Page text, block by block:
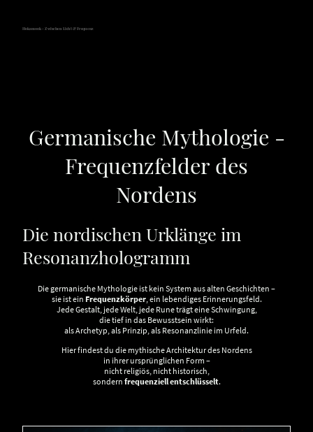
Hokamook - Zwischen Licht & Frequenz
Germanische Mythologie -
Frequenzfelder des
Nordens
Die nordischen Urklänge im
Resonanzhologramm
Die germanische Mythologie ist kein System aus alten Geschichten –
sie ist ein Frequenzkörper, ein lebendiges Erinnerungsfeld.
Jede Gestalt, jede Welt, jede Rune trägt eine Schwingung,
die tief in das Bewusstsein wirkt:
als Archetyp, als Prinzip, als Resonanzlinie im Urfeld.
Hier findest du die mythische Architektur des Nordens
in ihrer ursprünglichen Form –
nicht religiös, nicht historisch,
sondern frequenziell entschlüsselt.